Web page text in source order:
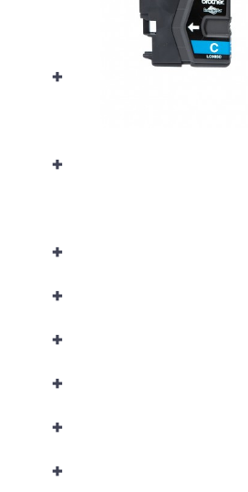
+
+
+
+
+
+
+
+